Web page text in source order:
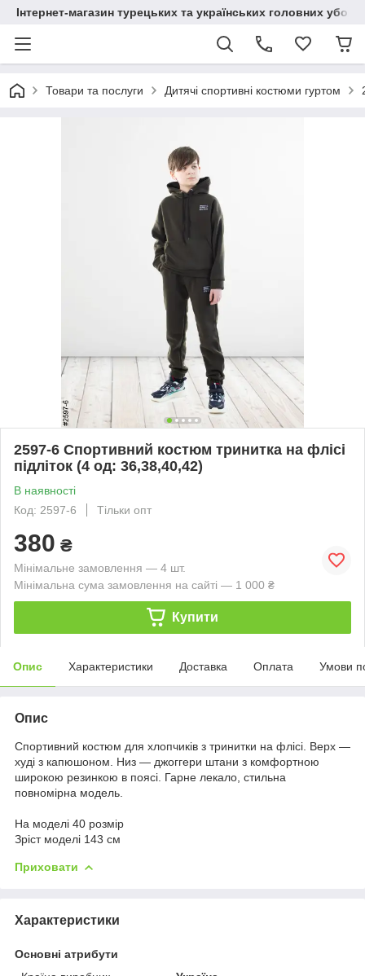
Інтернет-магазин турецьких та українських головних
Товари та послуги Дитячі спортивні костюми гуртом
2597-6 Спортивний костюм тринитка на флісі
підліток (4 од: 36,38,40,42)
В наявності
Код: 2597-6
Тільки опт
380 ₴
Мінімальне замовлення — 4 шт.
Мінімальна сума замовлення на сайті — 1 000 ₴
Купити
Опис Характеристики Доставка Оплата Умови
Опис
Спортивний костюм для хлопчиків з тринитки на флісі. Верх —
худі з капюшоном. Низ — джоггери штани з комфортною
широкою резинкою в поясі. Гарне лекало, стильна
повномірна модель.
На моделі 40 розмір
Зріст моделі 143 см
Приховати
Характеристики
Основні атрибути